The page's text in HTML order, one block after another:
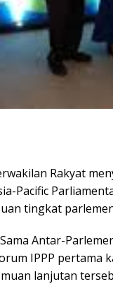
Rakyat
Pacific
tingkat
Antar-
IPPP pertama
lanjutan